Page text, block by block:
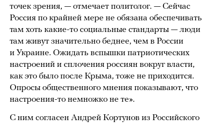
точек зрения, — отмечает политолог. — Сейчас
Россия по крайней мере не обязана обеспечивать
там хоть какие-то социальные стандарты — люди
там живут значительно беднее, чем в России
и Украине. Ожидать вспышки патриотических
настроений и сплочения россиян вокруг власти,
как это было после Крыма, тоже не приходится.
Опросы общественного мнения показывают, что
настроения-то немножко не те».
С ним согласен Андрей Кортунов из Российского